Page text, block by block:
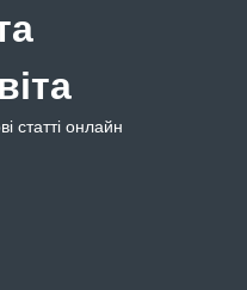
статті онлайн